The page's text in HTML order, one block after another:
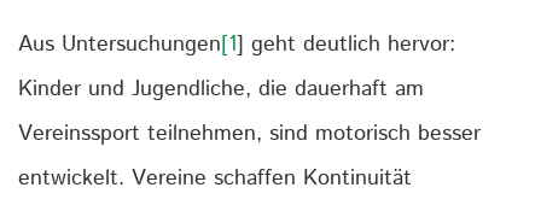
Aus Untersuchungen[1] geht deutlich hervor:
Kinder und Jugendliche, die dauerhaft am
Vereinssport teilnehmen, sind motorisch besser
entwickelt. Vereine schaffen Kontinuität